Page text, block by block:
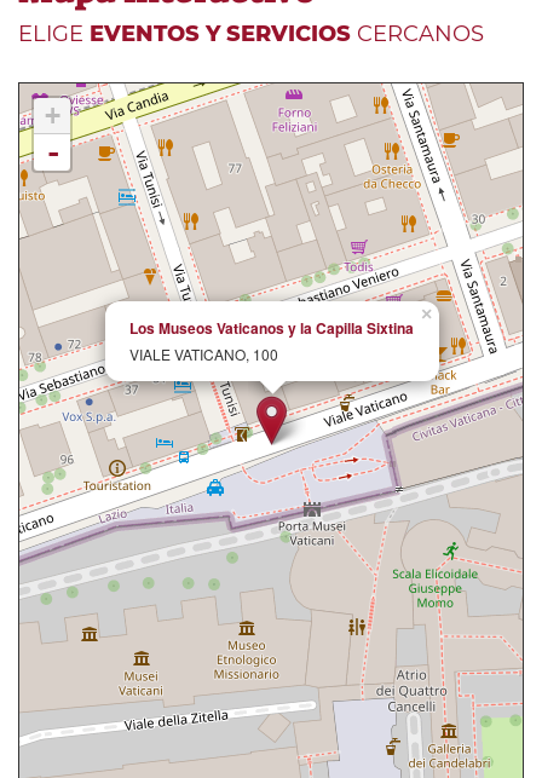
ELIGE EVENTOS Y SERVICIOS CERCANOS
×
Los Museos Vaticanos y la Capilla Sixtina
VIALE VATICANO, 100
+
-